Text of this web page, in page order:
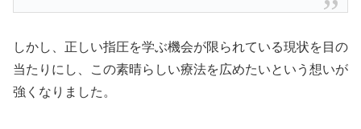
しかし、正しい指圧を学ぶ機会が限られている現状を目の
当たりにし、この素晴らしい療法を広めたいという想いが
強くなりました。